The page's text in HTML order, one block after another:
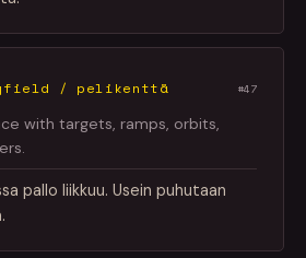
/ pelikenttä #47
with targets, ramps, orbits,
pallo liikkuu. Usein puhutaan